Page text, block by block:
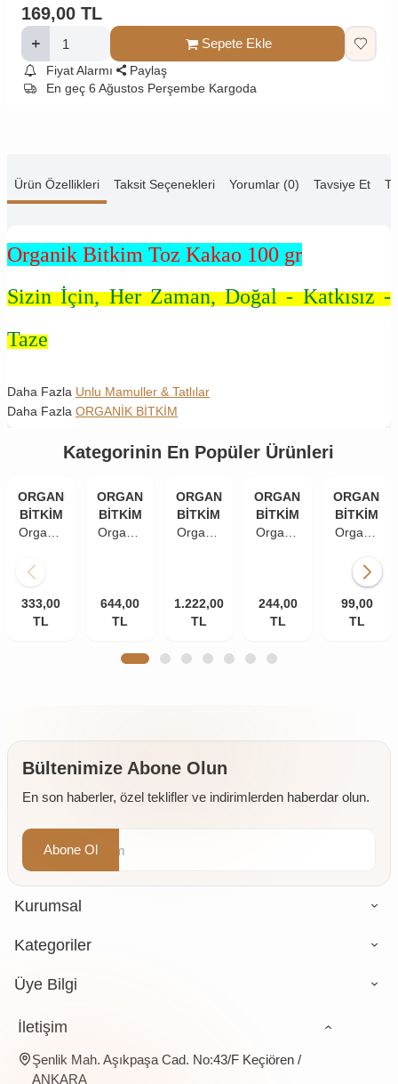
169,00 TL
Sepete Ekle
Fiyat Alarmı
Paylaş
En geç 6 Ağustos Perşembe Kargoda
Ürün Özellikleri Taksit Seçenekleri Yorumlar (0) Tavsiye Et
Organik Bitkim Toz Kakao 100 gr
Sizin İçin, Her Zaman, Doğal - Katkısız -
Taze
Daha Fazla Unlu Mamuller & Tatlılar
Daha Fazla ORGANİK BİTKİM
Kategorinin En Popüler Ürünleri
ORGANİK
BİTKİM
Organik
Toz
250 gr
333,00
TL
ORGANİK
BİTKİM
Organik
500 gr
644,00
TL
ORGANİK
BİTKİM
Organik
1000 gr
1.222,00
TL
ORGANİK
BİTKİM
Organik
1400 gr
244,00
TL
ORGANİK
BİTKİM
Organik
Mercimek
Unu
(Kırmızı
Mercimek
99,00
TL
Bültenimize Abone Olun
En son haberler, özel teklifler ve indirimlerden haberdar olun.
Abone Ol
Kurumsal
Kategoriler
Üye Bilgi
İletişim
Şenlik Mah. Aşıkpaşa Cad. No:43/F Keçiören /
ANKARA